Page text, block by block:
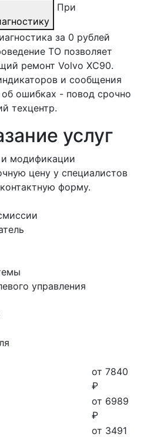
При
за 0 рублей
ТО позволяет
ремонт Volvo XC90.
и сообщения
ошибках - повод срочно
техцентр.
услуг
и модификации
цену у специалистов
форму.
управления
от 7840
₽
от 6989
₽
от 3491